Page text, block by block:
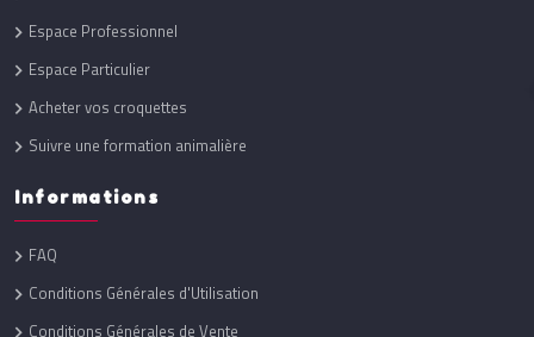
Espace Professionnel
Espace Particulier
Acheter vos croquettes
Suivre une formation animalière
Informations
FAQ
Conditions Générales d'Utilisation
Conditions Générales de Vente